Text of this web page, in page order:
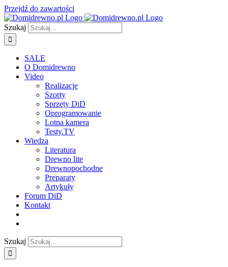
Przejdź do zawartości
Szukaj
SALE
O Domidrewno
Video
Realizacje
Szorty
Sprzęty DiD
Oprogramowanie
Lotna kamera
Testy.TV
Wiedza
Literatura
Drewno lite
Drewnopochodne
Preparaty
Artykuły
Forum DiD
Kontakt
Szukaj